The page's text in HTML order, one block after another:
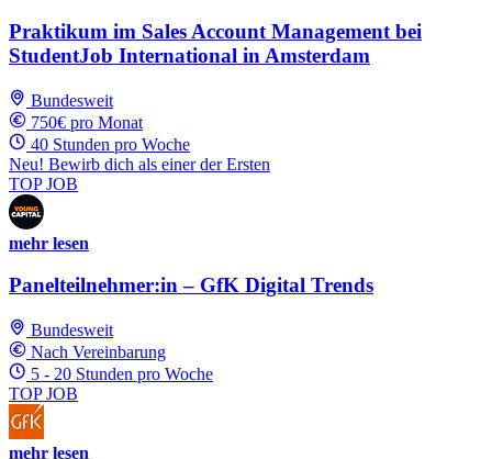
Praktikum im Sales Account Management bei
StudentJob International in Amsterdam
Bundesweit
750€ pro Monat
40 Stunden pro Woche
Neu! Bewirb dich als einer der Ersten
TOP JOB
mehr lesen
Panelteilnehmer:in – GfK Digital Trends
Bundesweit
Nach Vereinbarung
5 - 20 Stunden pro Woche
TOP JOB
mehr lesen